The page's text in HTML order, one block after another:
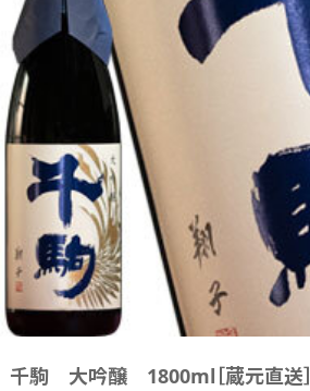
千駒 大吟醸 1800ml［蔵元直送］